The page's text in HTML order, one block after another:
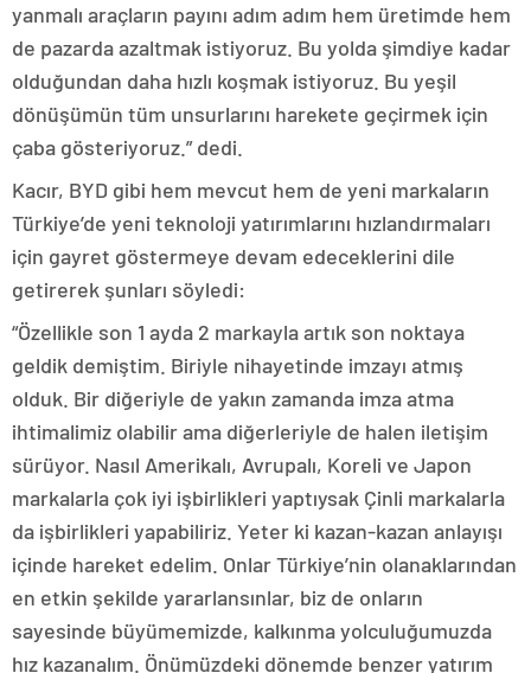
yanmalı araçların payını adım adım hem üretimde hem
de pazarda azaltmak istiyoruz. Bu yolda şimdiye kadar
olduğundan daha hızlı koşmak istiyoruz. Bu yeşil
dönüşümün tüm unsurlarını harekete geçirmek için
çaba gösteriyoruz.” dedi.
Kacır, BYD gibi hem mevcut hem de yeni markaların
Türkiye’de yeni teknoloji yatırımlarını hızlandırmaları
için gayret göstermeye devam edeceklerini dile
getirerek şunları söyledi:
“Özellikle son 1 ayda 2 markayla artık son noktaya
geldik demiştim. Biriyle nihayetinde imzayı atmış
olduk. Bir diğeriyle de yakın zamanda imza atma
ihtimalimiz olabilir ama diğerleriyle de halen iletişim
sürüyor. Nasıl Amerikalı, Avrupalı, Koreli ve Japon
markalarla çok iyi işbirlikleri yaptıysak Çinli markalarla
da işbirlikleri yapabiliriz. Yeter ki kazan-kazan anlayışı
içinde hareket edelim. Onlar Türkiye’nin olanaklarından
en etkin şekilde yararlansınlar, biz de onların
sayesinde büyümemizde, kalkınma yolculuğumuzda
hız kazanalım. Önümüzdeki dönemde benzer yatırım